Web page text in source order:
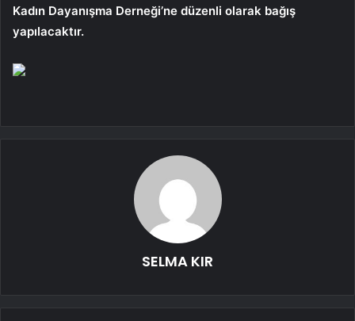
Kadın Dayanışma Derneği’ne düzenli olarak bağış
yapılacaktır.
SELMA KIR